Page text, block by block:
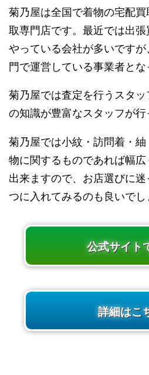
菊乃屋は全国で着物の宅配
取専門店です。最近では出
やっている会社が多いです
門で運営している事業者とな
菊乃屋では査定を行うスタ
の知識が豊富なスタッフが行
菊乃屋では小紋・訪問着・
物に関するものであれば幅
出来ますので、お店選びに
つに入れてみるのも良いでし
公式サイト
詳細はこ